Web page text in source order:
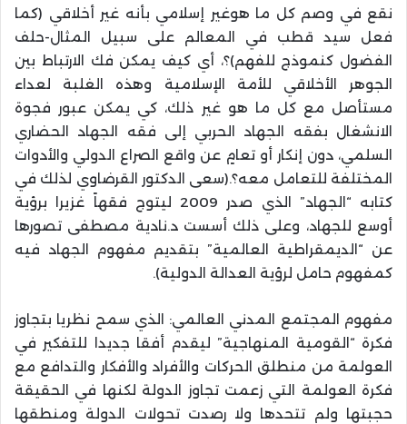
نقع في وصم كل ما هوغير إسلامي بأنه غير أخلاقي (كما
فعل سيد قطب في المعالم على سبيل المثال-حلف
الفضول كنموذج للفهم)؟، أي كيف يمكن فك الارتباط بين
الجوهر الأخلاقي للأمة الإسلامية وهذه الغلبة لعداء
مستأصل مع كل ما هو غير ذلك، كي يمكن عبور فجوة
الانشغال بفقه الجهاد الحربي إلى فقه الجهاد الحضاري
السلمي، دون إنكار أو تعامٍ عن واقع الصراع الدولي والأدوات
المختلفة للتعامل معه؟.(سعى الدكتور القرضاوي لذلك في
كتابه “الجهاد” الذي صدر 2009 ليتوج فقهاً غزيرا برؤية
أوسع للجهاد، وعلى ذلك أسست د.نادية مصطفى تصورها
عن “الديمقراطية العالمية” بتقديم مفهوم الجهاد فيه
كمفهوم حامل لرؤية العدالة الدولية).
مفهوم المجتمع المدني العالمي: الذي سمح نظريا بتجاوز
فكرة “القومية المنهاجية” ليقدم أفقا جديدا للتفكير في
العولمة من منطلق الحركات والأفراد والأفكار والتدافع مع
فكرة العولمة التي زعمت تجاوز الدولة لكنها في الحقيقة
حجبتها ولم تتحدها ولا رصدت تحولات الدولة ومنطقها